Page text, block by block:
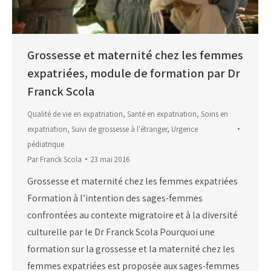
Grossesse et maternité chez les femmes
expatriées, module de formation par Dr
Franck Scola
Qualité de vie en expatriation, Santé en expatriation, Soins en
expatriation, Suivi de grossesse à l'étranger, Urgence
pédiatrique
ParFranck Scola 23 mai 2016
Grossesse et maternité chez les femmes expatriées
Formation à l’intention des sages-femmes
confrontées au contexte migratoire et à la diversité
culturelle par le Dr Franck Scola Pourquoi une
formation sur la grossesse et la maternité chez les
femmes expatriées est proposée aux sages-femmes